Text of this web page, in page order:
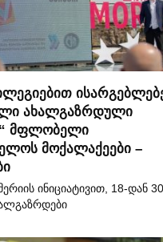
ახალგაზრდული
მფლობელი
მოქალაქეები –
ინიციატივით, 18-დან 30